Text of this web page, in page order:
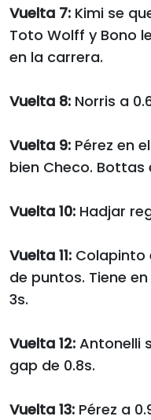
Vuelta 7: Kimi se
Toto Wolff y Bono
en la carrera.
Vuelta 8: Norris a
Vuelta 9: Pérez en
bien Checo. Bottas
Vuelta 10: Hadjar
Vuelta 11: Colapinto
de puntos. Tiene
3s.
Vuelta 12: Antonelli
gap de 0.8s.
Vuelta 13: Pérez a